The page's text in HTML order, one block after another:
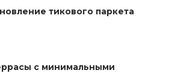
тикового паркета
с минимальными